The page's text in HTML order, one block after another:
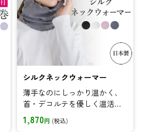
シルクネックウォーマー
薄手なのにしっかり温かく、
首・デコルテを優しく温活♪
日中も就寝中も、そしてオー
ルシーズンおすすめです。
1,870円 (税込)